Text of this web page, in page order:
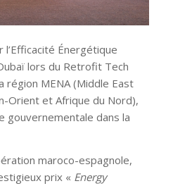
l’Efficacité Énergétique
lors du Retrofit Tech
région MENA (Middle East
Orient et Afrique du Nord),
gouvernementale dans la
maroco-espagnole,
prix « Energy